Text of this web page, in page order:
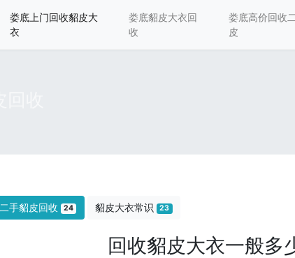
娄底上门回收貂皮大
衣
娄底貂皮大衣回
收
娄底高价回收
皮
二手貂皮回收 24 貂皮大衣常识 23
回收貂皮大衣一般多